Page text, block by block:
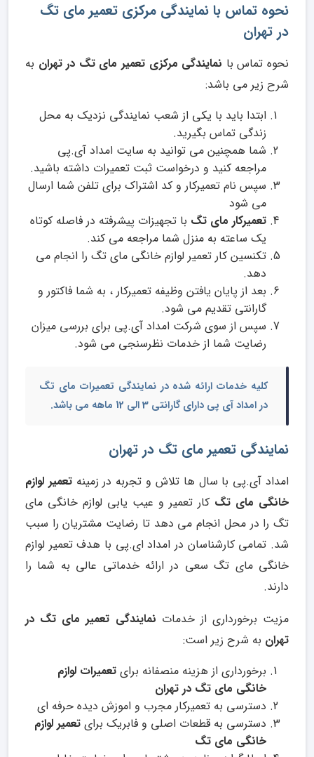
نحوه تماس با نمایندگی مرکزی تعمیر مای تگ
در تهران
نحوه تماس با نمایندگی مرکزی تعمیر مای تگ در تهران به
شرح زیر می باشد:
ابتدا باید با یکی از شعب نمایندگی نزدیک به محل
زندگی تماس بگیرید.
شما همچنین می توانید به سایت امداد آی.پی
مراجعه کنید و درخواست ثبت تعمیرات داشته باشید.
سپس نام تعمیرکار و کد اشتراک برای تلفن شما ارسال
می شود
تعمیرکار مای تگ با تجهیزات پیشرفته در فاصله کوتاه
یک ساعته به منزل شما مراجعه می کند.
تکنسین کار تعمیر لوازم خانگی مای تگ را انجام می
دهد.
بعد از پایان یافتن وظیفه تعمیرکار ، به شما فاکتور و
گارانتی تقدیم می شود.
سپس از سوی شرکت امداد آی.پی برای بررسی میزان
رضایت شما از خدمات نظرسنجی می شود.
کلیه خدمات ارائه شده درنمایندگی تعمیرات مای تگ
در امداد آی پی دارای گارانتی 3 الی 12 ماهه می باشد.
نمایندگی تعمیر مای تگ در تهران
امداد آی.پی با سال ها تلاش و تجربه در زمینهتعمیر لوازم
خانگی مای تگ کار تعمیر و عیب یابی لوازم خانگی مای
تگ را در محل انجام می دهد تا رضایت مشتریان را سبب
شد. تمامی کارشناسان در امداد ای.پی با هدف تعمیر لوازم
خانگی مای تگ سعی در ارائه خدماتی عالی به شما را
دارند.
مزیت برخورداری از خدمات نمایندگی تعمیر مای تگ در
تهران به شرح زیر است:
برخورداری از هزینه منصفانه برای تعمیرات لوازم
خانگی مای تگ در تهران
دسترسی به تعمیرکار مجرب و اموزش دیده حرفه ای
دسترسی به قطعات اصلی و فابریک برای تعمیر لوازم
خانگی مای تگ